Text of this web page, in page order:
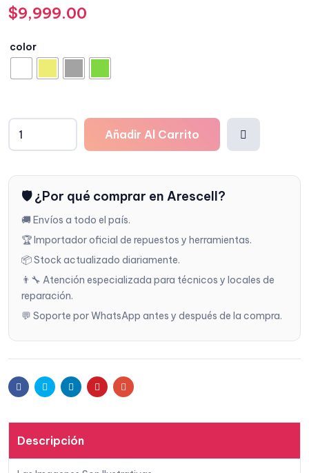
$9,999.00
color
Añadir Al Carrito
lista
🛡️ ¿Por qué comprar en Arescell?
🚚 Envíos a todo el país.
🏆 Importador oficial de repuestos y herramientas.
📦 Stock actualizado diariamente.
👨‍🔧 Atención especializada para técnicos y locales de
reparación.
💬 Soporte por WhatsApp antes y después de la compra.
FacebookTwitter LinkedinPinterestEmail
Descripción